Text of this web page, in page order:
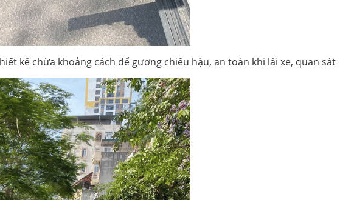
kế chừa khoảng cách để gương chiếu hậu, an toàn khi lái xe, quan sát